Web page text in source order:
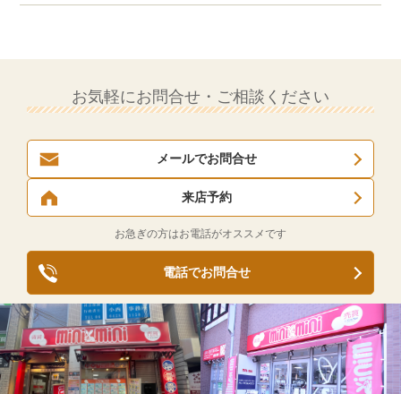
お気軽にお問合せ・ご相談ください
メールでお問合せ
来店予約
お急ぎの方はお電話がオススメです
電話でお問合せ